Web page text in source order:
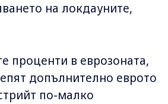
на локдауните,
проценти в еврозоната,
допълнително еврото
по-малко